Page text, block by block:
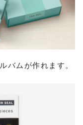
バムが作れます。